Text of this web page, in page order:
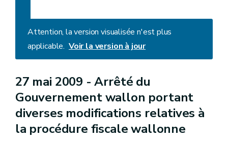
Attention, la version visualisée n'est plus
applicable. Voir la version à jour
27 mai 2009 -Arrêté du
Gouvernement wallon portant
diverses modifications relatives à
la procédure fiscale wallonne